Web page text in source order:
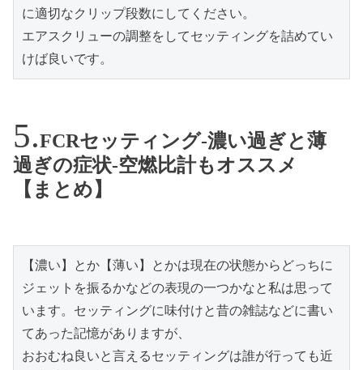
に適切なクリップ段数にしてください。
エアスクリューの調整をしてセッティングを詰めてい
けば良いです。
FCRセッティング-濃い過ぎと薄
過ぎの症状-空燃比計もオススメ
【まとめ】
【濃い】とか【薄い】とかは現在の状態からどっちに
ジェットを振るかなどの表現の一つかなと私は思って
います。セッティングに味付けと昔の雑誌などに書い
てあった記憶がありますが、
おおむね良いと言えるセッティングは誰が行っても近